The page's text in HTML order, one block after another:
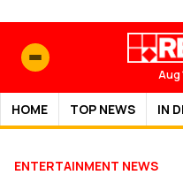
Aug
HOME TOP NEWS IN
ENTERTAINMENT NEWS